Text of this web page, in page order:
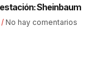
Sheinbaum
No hay comentarios